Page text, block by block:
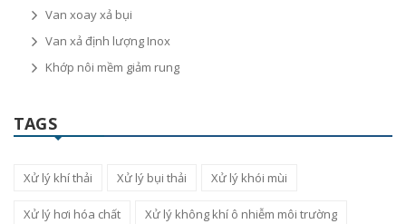
Van xoay xả bụi
Van xả định lượng Inox
Khớp nôi mềm giảm rung
TAGS
Xử lý khí thải Xử lý bụi thải Xử lý khói mùi
Xử lý hơi hóa chất Xử lý không khí ô nhiễm môi trường